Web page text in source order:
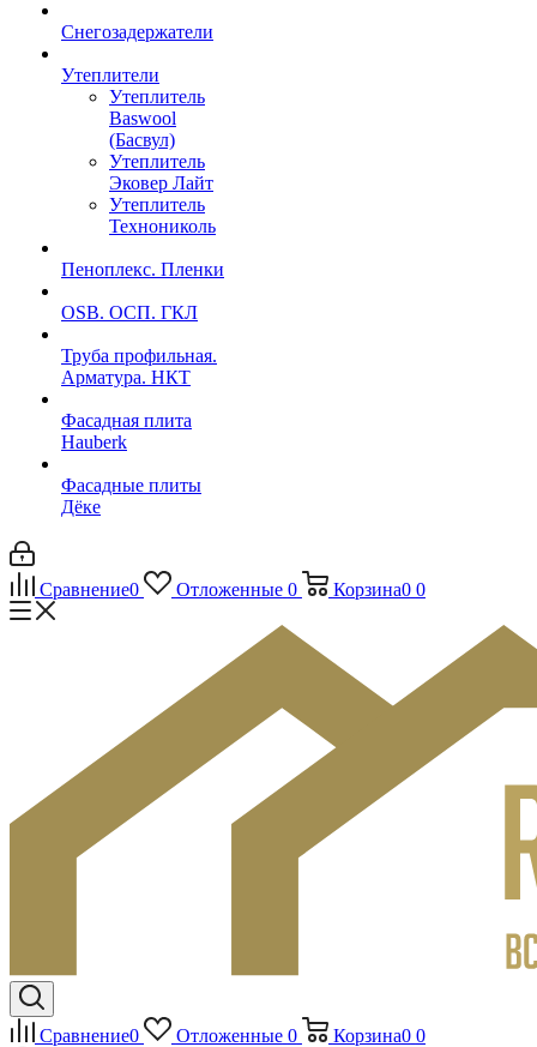
Снегозадержатели
Утеплители
Утеплитель
Baswool
(Басвул)
Утеплитель
Эковер Лайт
Утеплитель
Технониколь
Пеноплекс. Пленки
OSB. ОСП. ГКЛ
Труба профильная.
Арматура. НКТ
Фасадная плита
Hauberk
Фасадные плиты
Дёке
Сравнение0 Отложенные 0 Корзина0 0
Сравнение0 Отложенные 0 Корзина0 0